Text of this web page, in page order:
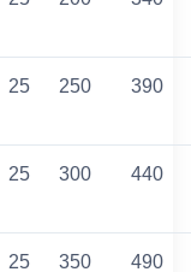
25 250 390
25 300 440
25 350 490